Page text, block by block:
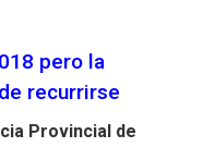
pero la
recurrirse
Provincial de